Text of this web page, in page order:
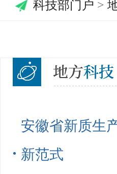
科技部门户 >
安徽省新质生
新范式